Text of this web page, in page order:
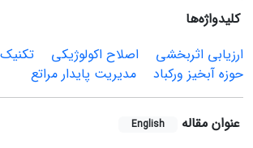
کلیدواژه‌ها
ارزیابی اثربخشی
اصلاح اکولوژیکی
حوزه آبخیز ورکباد
مدیریت پایدار مراتع
عنوان مقاله English